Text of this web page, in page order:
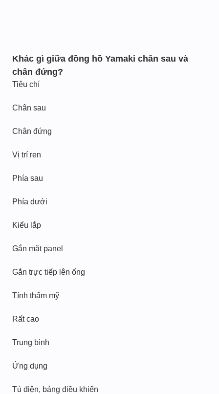
Khác gì giữa đồng hồ Yamaki chân sau và
chân đứng?
Tiêu chí
Chân sau
Chân đứng
Vị trí ren
Phía sau
Phía dưới
Kiểu lắp
Gắn mặt panel
Gắn trực tiếp lên ống
Tính thẩm mỹ
Rất cao
Trung bình
Ứng dụng
Tủ điện, bảng điều khiển